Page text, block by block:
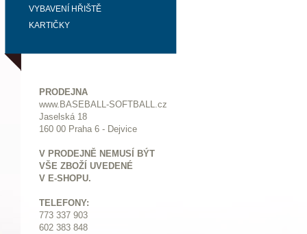
VYBAVENÍ HŘIŠTĚ
KARTIČKY
PRODEJNA
www.BASEBALL-SOFTBALL.cz
Jaselská 18
160 00 Praha 6 - Dejvice
V PRODEJNĚ NEMUSÍ BÝT
VŠE ZBOŽÍ UVEDENÉ
V E-SHOPU.
TELEFONY:
773 337 903
602 383 848